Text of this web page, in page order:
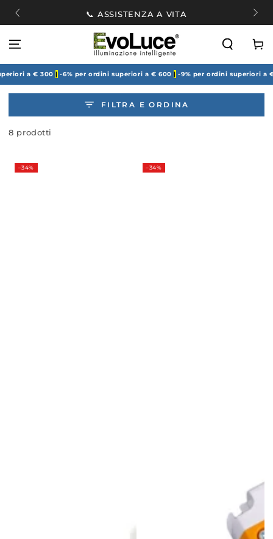
PASSA AL
CONTENUTO
📞 ASSISTENZA A VITA
€ 300 |-6% per ordini superiori a € 600 |-9% per ordini superiori a € 900 |-
FILTRA E ORDINA
8 prodotti
–34% –34%